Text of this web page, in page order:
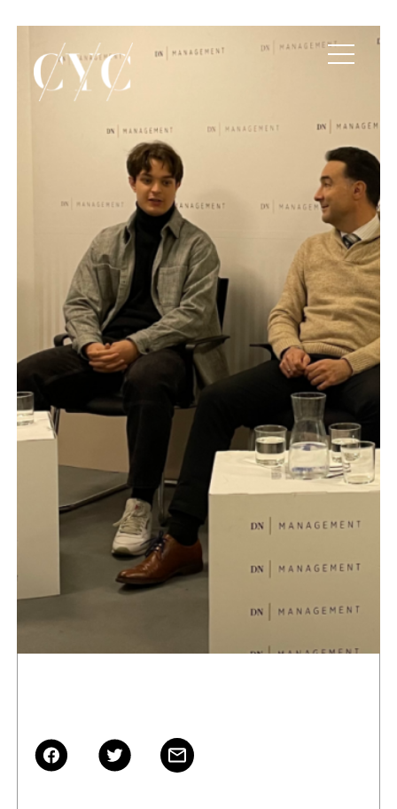
Participamos en la